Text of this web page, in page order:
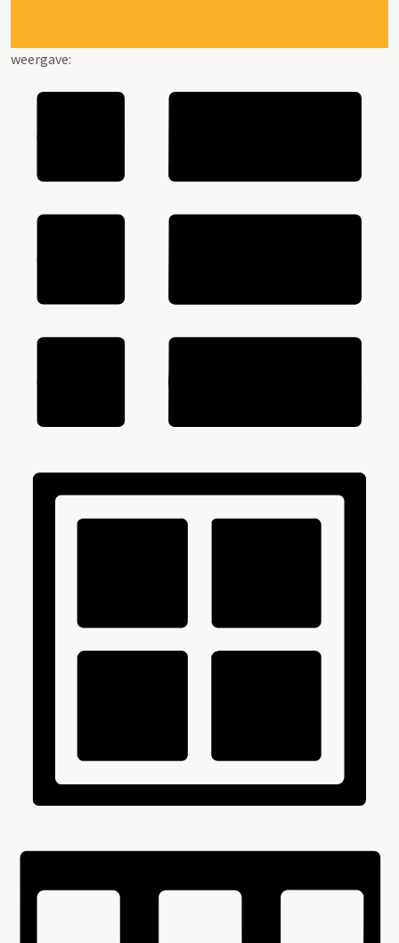
weergave: